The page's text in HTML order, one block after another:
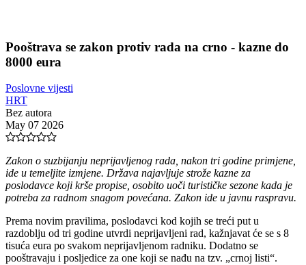
Pooštrava se zakon protiv rada na crno - kazne do
8000 eura
Poslovne vijesti
HRT
Bez autora
May 07 2026
Zakon o suzbijanju neprijavljenog rada, nakon tri godine primjene,
ide u temeljite izmjene. Država najavljuje strože kazne za
poslodavce koji krše propise, osobito uoči turističke sezone kada je
potreba za radnom snagom povećana. Zakon ide u javnu raspravu.
Prema novim pravilima, poslodavci kod kojih se treći put u
razdoblju od tri godine utvrdi neprijavljeni rad, kažnjavat će se s 8
tisuća eura po svakom neprijavljenom radniku. Dodatno se
pooštravaju i posljedice za one koji se nađu na tzv. „crnoj listi“.